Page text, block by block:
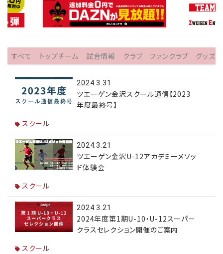
すべて トップチーム 試合情報 クラブ ファンクラブ グッズ
2024.3.31
ツエーゲン金沢スクール通信【2023
年度最終号】
スクール
2024.3.21
ツエーゲン金沢U-12アカデミーメソッ
ド体験会
スクール
2024.3.21
2024年度第1期U-10・U-12スーパー
クラスセレクション開催のご案内
スクール